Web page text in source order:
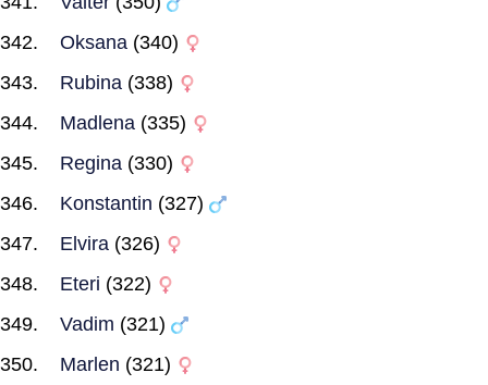
Oksana (340)
Rubina (338)
Madlena (335)
Regina (330)
Konstantin (327)
Elvira (326)
Eteri (322)
Vadim (321)
Marlen (321)